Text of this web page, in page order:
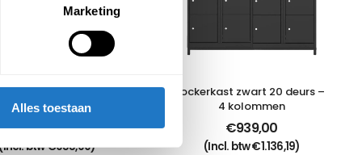
Marketing
Alles toestaan
zwart 15 deurs –
3 kolommen
€790,00
btw€955,90)
Lockerkast zwart 20 deurs –
4 kolommen
€939,00
(Incl. btw€1.136,19)